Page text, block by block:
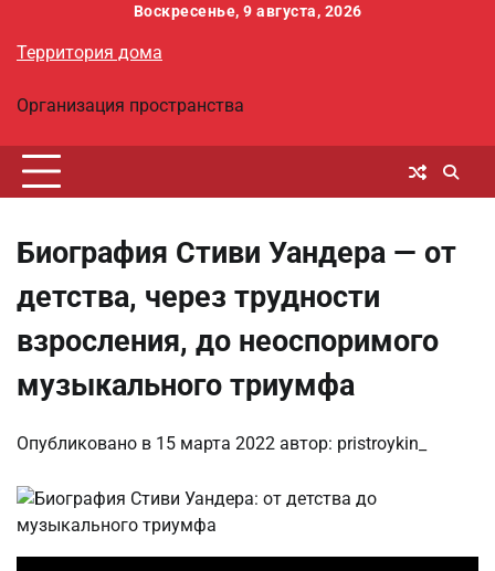
содержимому
Воскресенье, 9 августа, 2026
Территория дома
Организация пространства
Биография Стиви Уандера — от
детства, через трудности
взросления, до неоспоримого
музыкального триумфа
Опубликовано в 15 марта 2022 автор: pristroykin_